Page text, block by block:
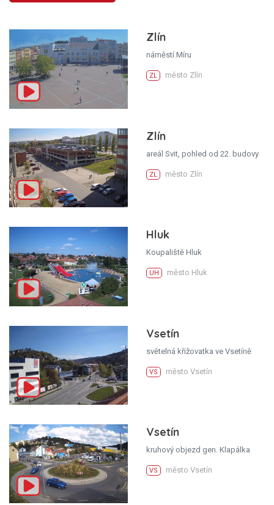
Zlín
náměstí Míru
ZL město Zlín
Zlín
areál Svit, pohled od 22. budovy
ZL město Zlín
Hluk
Koupaliště Hluk
UH město Hluk
Vsetín
světelná křižovatka ve Vsetíně
VS město Vsetín
Vsetín
kruhový objezd gen. Klapálka
VS město Vsetín